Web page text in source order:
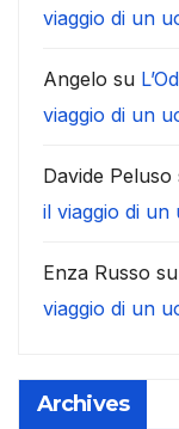
viaggio di un
Angelo su
viaggio di un
Davide Peluso
il viaggio di un
Enza Russo su
viaggio di un
Archives